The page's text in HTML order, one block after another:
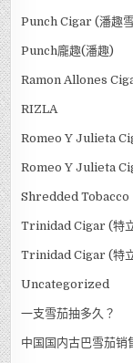
Punch Cigar (潘趣
Punch龐趣(潘趣)
Ramon Allones
RIZLA
Romeo Y Julieta
Romeo Y Julieta
Shredded Tobacco
Trinidad Cigar (特
Trinidad Cigar (特
Uncategorized
一支雪茄抽多久？
中国国内古巴雪茄销